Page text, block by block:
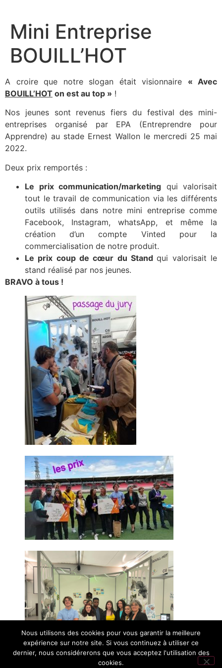
contenu
Mini Entreprise
BOUILL’HOT
A croire que notre slogan était visionnaire « Avec
BOUILL’HOT on est au top » !
Nos jeunes sont revenus fiers du festival des mini-
entreprises organisé par EPA (Entreprendre pour
Apprendre) au stade Ernest Wallon le mercredi 25 mai
2022.
Deux prix remportés :
Le prix communication/marketing qui valorisait
tout le travail de communication via les différents
outils utilisés dans notre mini entreprise comme
Facebook, Instagram, whatsApp, et même la
création d’un compte Vinted pour la
commercialisation de notre produit.
Le prix coup de cœur du Standqui valorisait le
stand réalisé par nos jeunes.
BRAVO à tous !
Nous utilisons des cookies pour vous garantir la meilleure
expérience sur notre site. Si vous continuez à utiliser ce
dernier, nous considérerons que vous acceptez l'utilisation des
cookies.